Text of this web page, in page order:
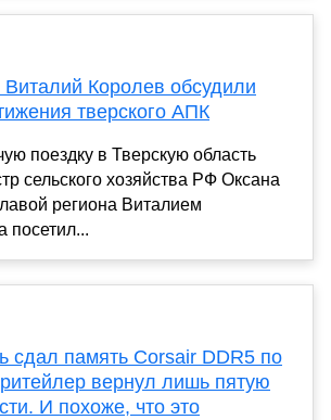
Королев обсудили
тверского АПК
поездку в Тверскую область
сельского хозяйства РФ Оксана
региона Виталием
посетил...
сдал память Corsair DDR5 по
вернул лишь пятую
И похоже, что это